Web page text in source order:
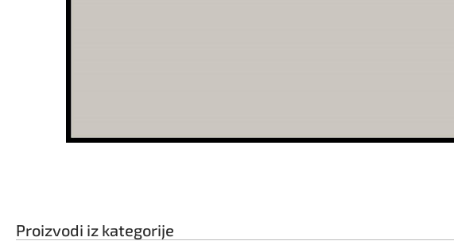
Proizvodi iz kategorije